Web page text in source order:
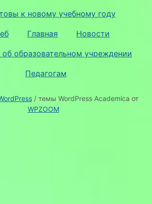
к новому учебному году
Главная Новости
образовательном учреждении
Педагогам
/ темы WordPress Academica от
WPZOOM